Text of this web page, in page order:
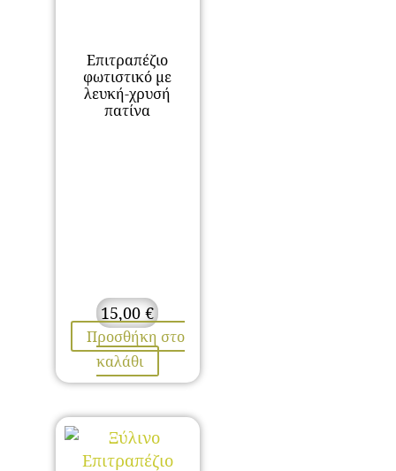
Επιτραπέζιο
φωτιστικό με
λευκή-χρυσή
πατίνα
15,00€
Προσθήκη στο
καλάθι